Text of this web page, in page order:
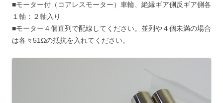
■モーター付（コアレスモーター）車輪、絶縁ギア側反ギア側各
１軸：２軸入り
■モーター４個直列で配線してください。並列や４個未満の場合
は各々51Ωの抵抗を入れてください。